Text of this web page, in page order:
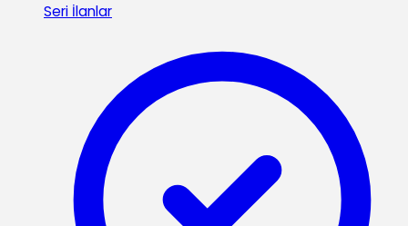
Seri İlanlar